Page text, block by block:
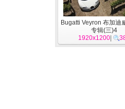
Bugatti Veyron 布加迪
专辑(三)4
1920x1200